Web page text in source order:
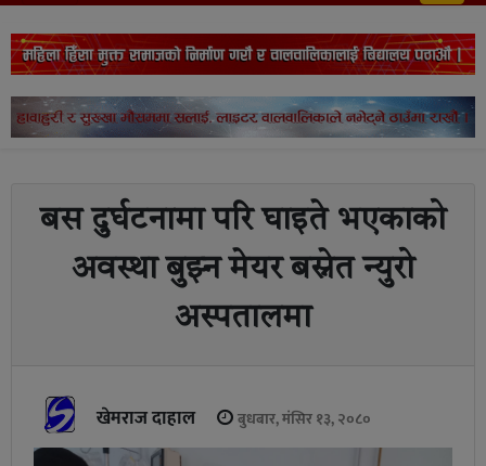
बस दुर्घटनामा परि घाइते भएकाको
अवस्था बुझ्न मेयर बस्नेत न्युरो
अस्पतालमा
खेमराज दाहाल बुधबार, मंसिर १३, २०८०